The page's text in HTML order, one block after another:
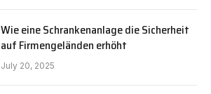
Wie eine Schrankenanlage die Sicherheit
auf Firmengeländen erhöht
July 20, 2025